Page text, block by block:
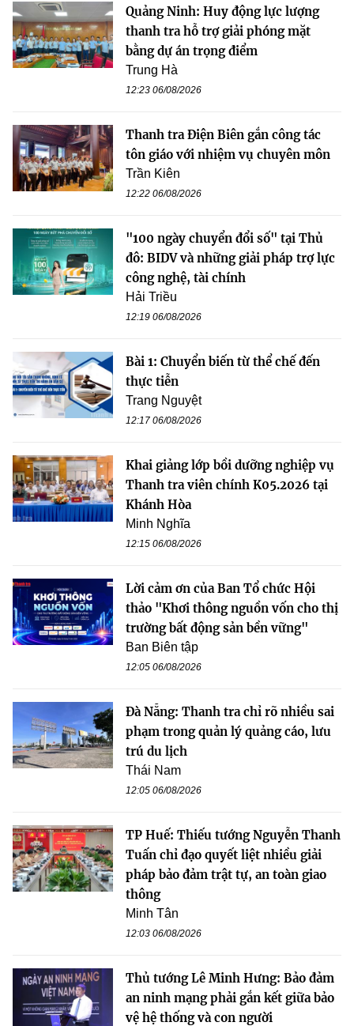
Quảng Ninh: Huy động lực lượng
thanh tra hỗ trợ giải phóng mặt
bằng dự án trọng điểm
Trung Hà
12:23 06/08/2026
Thanh tra Điện Biên gắn công tác
tôn giáo với nhiệm vụ chuyên môn
Trần Kiên
12:22 06/08/2026
"100 ngày chuyển đổi số" tại Thủ
đô: BIDV và những giải pháp trợ lực
công nghệ, tài chính
Hải Triều
12:19 06/08/2026
Bài 1: Chuyển biến từ thể chế đến
thực tiễn
Trang Nguyệt
12:17 06/08/2026
Khai giảng lớp bồi dưỡng nghiệp vụ
Thanh tra viên chính K05.2026 tại
Khánh Hòa
Minh Nghĩa
12:15 06/08/2026
Lời cảm ơn của Ban Tổ chức Hội
thảo "Khơi thông nguồn vốn cho thị
trường bất động sản bền vững"
Ban Biên tập
12:05 06/08/2026
Đà Nẵng: Thanh tra chỉ rõ nhiều sai
phạm trong quản lý quảng cáo, lưu
trú du lịch
Thái Nam
12:05 06/08/2026
TP Huế: Thiếu tướng Nguyễn Thanh
Tuấn chỉ đạo quyết liệt nhiều giải
pháp bảo đảm trật tự, an toàn giao
thông
Minh Tân
12:03 06/08/2026
Thủ tướng Lê Minh Hưng: Bảo đảm
an ninh mạng phải gắn kết giữa bảo
vệ hệ thống và con người